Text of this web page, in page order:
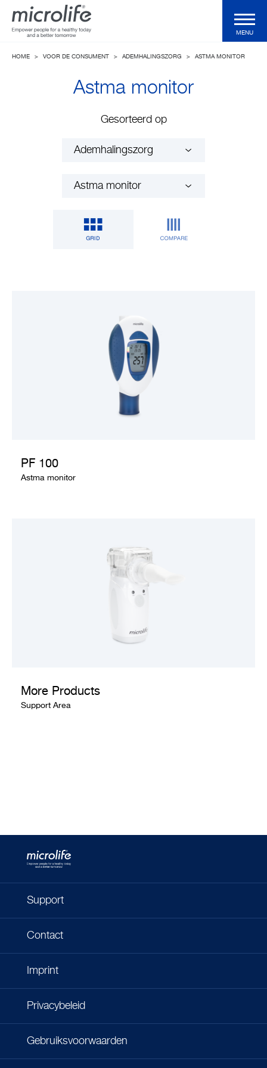
Klinische Validaties
Technologieën
Health Magazine
MENU
HOME > VOOR DE CONSUMENT > ADEMHALINGSZORG > ASTMA MONITOR
Astma monitor
Gesorteerd op
PF 100
Astma monitor
More Products
Support Area
Support
Contact
Imprint
Privacybeleid
Gebruiksvoorwaarden